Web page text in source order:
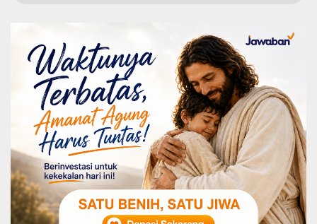
Pengharapan yang Tidak
Pernah Padam
02 Agustus 2026
Doa di Saat Frustrasi
01 Agustus 2026